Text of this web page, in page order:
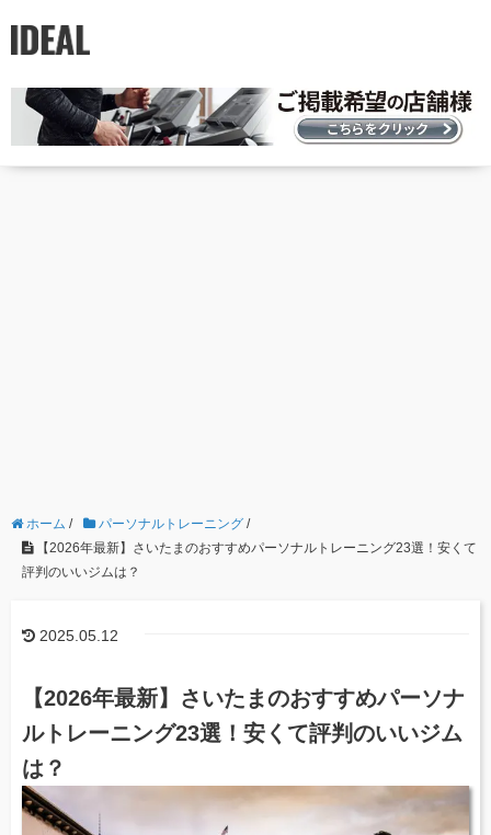
ホーム / パーソナルトレーニング /
【2026年最新】さいたまのおすすめパーソナルトレーニング23選！安くて
評判のいいジムは？
2025.05.12
【2026年最新】さいたまのおすすめパーソナ
ルトレーニング23選！安くて評判のいいジム
は？